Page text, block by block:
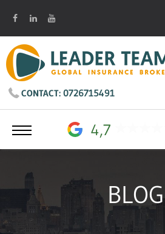
CONTACT: 0726715491
4,7
BLOG